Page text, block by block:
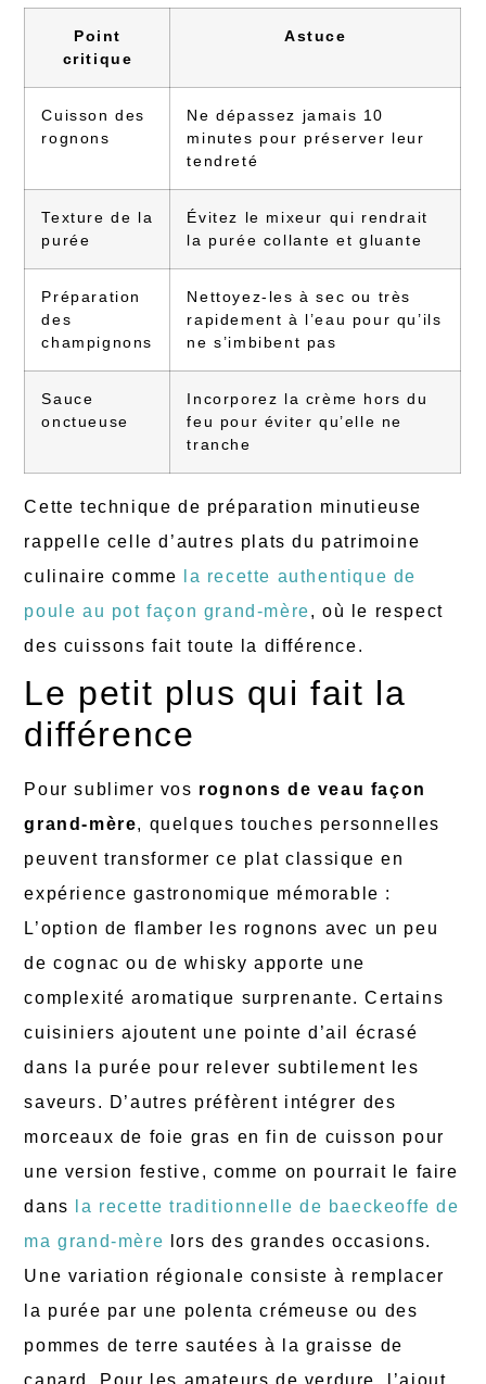
Point
critique
Astuce
Cuisson des
rognons
Ne dépassez jamais 10
minutes pour préserver leur
tendreté
Texture de la
purée
Évitez le mixeur qui rendrait
la purée collante et gluante
Préparation
des
champignons
Nettoyez-les à sec ou très
rapidement à l’eau pour qu’ils
ne s’imbibent pas
Sauce
onctueuse
Incorporez la crème hors du
feu pour éviter qu’elle ne
tranche
Cette technique de préparation minutieuse
rappelle celle d’autres plats du patrimoine
culinaire comme
la recette authentique de
poule au pot façon grand-mère, où le respect
des cuissons fait toute la différence.
Le petit plus qui fait la
différence
Pour sublimer vos rognons de veau façon
grand-mère, quelques touches personnelles
peuvent transformer ce plat classique en
expérience gastronomique mémorable :
L’option de flamber les rognons avec un peu
de cognac ou de whisky apporte une
complexité aromatique surprenante. Certains
cuisiniers ajoutent une pointe d’ail écrasé
dans la purée pour relever subtilement les
saveurs. D’autres préfèrent intégrer des
morceaux de foie gras en fin de cuisson pour
une version festive, comme on pourrait le faire
dans
la recette traditionnelle de baeckeoffe de
ma grand-mère lors des grandes occasions.
Une variation régionale consiste à remplacer
la purée par une polenta crémeuse ou des
pommes de terre sautées à la graisse de
canard. Pour les amateurs de verdure, l’ajout